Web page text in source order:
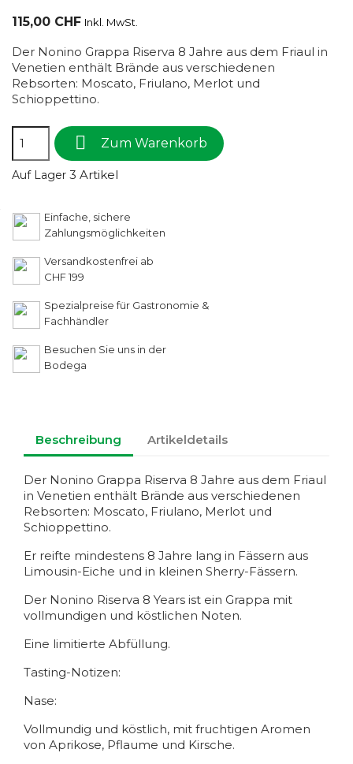
115,00 CHF Inkl. MwSt.
Der Nonino Grappa Riserva 8 Jahre aus dem Friaul in
Venetien enthält Brände aus verschiedenen
Rebsorten: Moscato, Friulano, Merlot und
Schioppettino.
 Zum Warenkorb
Auf Lager 3 Artikel
Einfache, sichere
Zahlungsmöglichkeiten
Versandkostenfrei ab
CHF 199
Spezialpreise für Gastronomie &
Fachhändler
Besuchen Sie uns in der
Bodega
Beschreibung Artikeldetails
Der Nonino Grappa Riserva 8 Jahre aus dem Friaul
in Venetien enthält Brände aus verschiedenen
Rebsorten: Moscato, Friulano, Merlot und
Schioppettino.
Er reifte mindestens 8 Jahre lang in Fässern aus
Limousin-Eiche und in kleinen Sherry-Fässern.
Der Nonino Riserva 8 Years ist ein Grappa mit
vollmundigen und köstlichen Noten.
Eine limitierte Abfüllung.
Tasting-Notizen:
Nase:
Vollmundig und köstlich, mit fruchtigen Aromen
von Aprikose, Pflaume und Kirsche.